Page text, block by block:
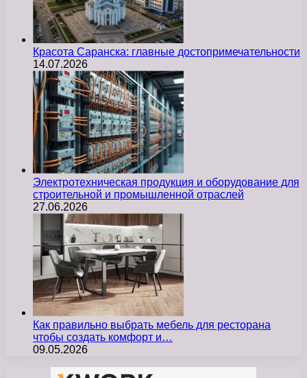
Красота Саранска: главные достопримечательности
14.07.2026
Электротехническая продукция и оборудование для
строительной и промышленной отраслей
27.06.2026
Как правильно выбрать мебель для ресторана
чтобы создать комфорт и…
09.05.2026